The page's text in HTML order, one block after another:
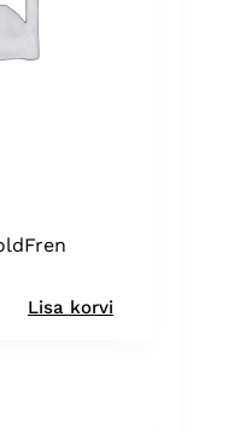
Lisa korvi